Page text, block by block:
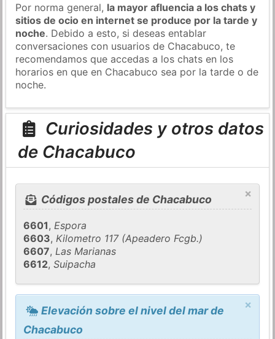
Por norma general, la mayor afluencia a los chats y
sitios de ocio en internet se produce por la tarde y
noche. Debido a esto, si deseas entablar
conversaciones con usuarios de Chacabuco, te
recomendamos que accedas a los chats en los
horarios en que en Chacabuco sea por la tarde o de
noche.
Curiosidades y otros datos
de Chacabuco
×
Códigos postales de Chacabuco
6601,Espora
6603,Kilometro 117 (Apeadero Fcgb.)
6607,Las Marianas
6612,Suipacha
×
Elevación sobre el nivel del mar de
Chacabuco